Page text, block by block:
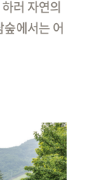
러 자연의
에서는 어